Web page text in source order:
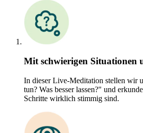
Mit schwierigen Situationen
In dieser Live-Meditation stellen wir
tun? Was besser lassen?" und
Schritte wirklich stimmig sind.